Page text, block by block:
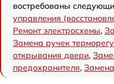
востребованы
управления
Ремонт электросхемы,
Замена ручек
открывания двери,
предохранителя,